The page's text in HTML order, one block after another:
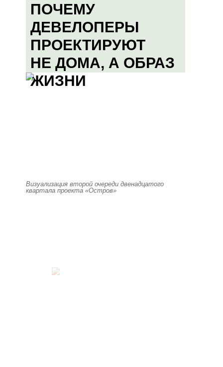
ПОЧЕМУ
ДЕВЕЛОПЕРЫ
ПРОЕКТИРУЮТ
НЕ ДОМА, А ОБРАЗ
ЖИЗНИ
Визуализация второй очереди двенадцатого
квартала проекта «Остров»